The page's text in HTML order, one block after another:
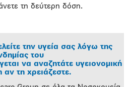
τη δεύτερη δόση.
την υγεία σας λόγω της
του
να αναζητάτε υγειονομική
αν τη χρειάζεστε.